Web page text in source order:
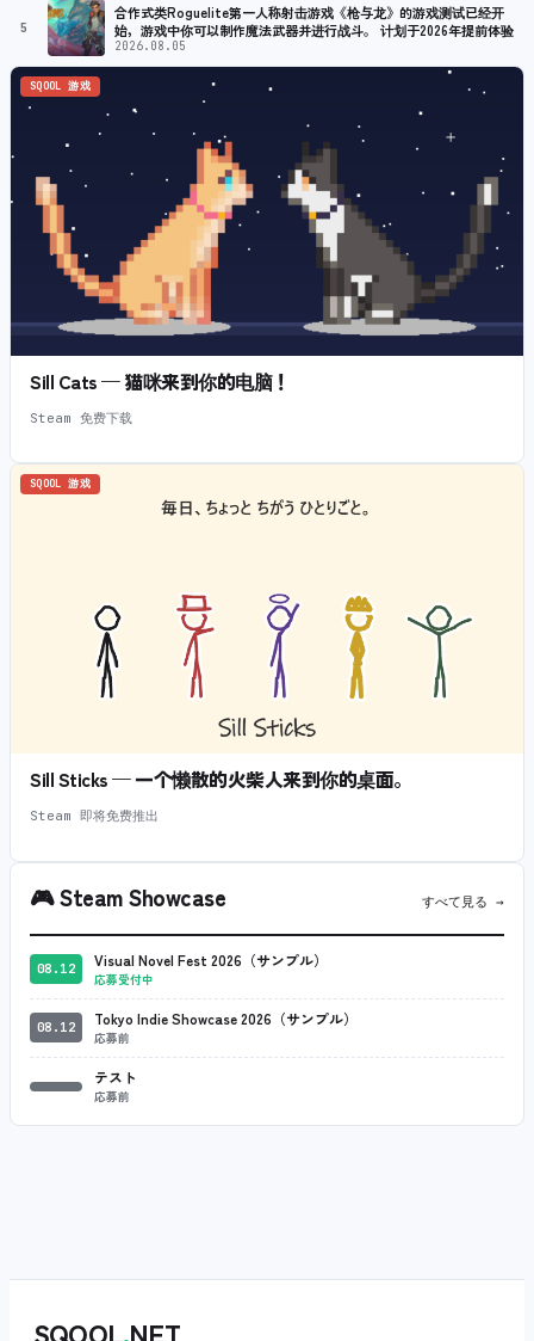
5
合作式类Roguelite第一人称射击游戏《枪与龙》的游戏测试已经开
始，游戏中你可以制作魔法武器并进行战斗。 计划于2026年提前体验
2026.08.05
SQOOL 游戏
Sill Cats — 猫咪来到你的电脑！
Steam 免费下载
SQOOL 游戏
Sill Sticks — 一个懒散的火柴人来到你的桌面。
Steam 即将免费推出
🎮Steam Showcase すべて見る →
08.12 Visual Novel Fest 2026（サンプル）
応募受付中
08.12 Tokyo Indie Showcase 2026（サンプル）
応募前
テスト
応募前
SQOOL.NET